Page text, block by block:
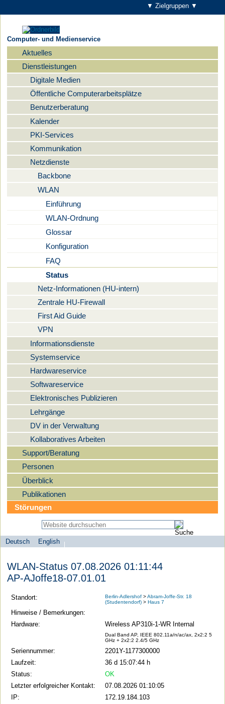
▼ Zielgruppen ▼
Computer- und Medienservice
Navigation
Aktuelles
Dienstleistungen
Digitale Medien
Öffentliche Computerarbeitsplätze
Benutzerberatung
Kalender
PKI-Services
Kommunikation
Netzdienste
Backbone
WLAN
Einführung
WLAN-Ordnung
Glossar
Konfiguration
FAQ
Status
Netz-Informationen (HU-intern)
Zentrale HU-Firewall
First Aid Guide
VPN
Informationsdienste
Systemservice
Hardwareservice
Softwareservice
Elektronisches Publizieren
Lehrgänge
DV in der Verwaltung
Kollaboratives Arbeiten
Support/Beratung
Personen
Überblick
Publikationen
Störungen
Sprachauswahl
Deutsch
English
search-menu
Universität
zu
Berlin
Computer-
WLAN-Status 07.08.2026 01:11:44
AP-AJoffe18-07.01.01
Standort: Berlin-Adlershof >Abram-Joffe-Str. 18
(Studentendorf) >Haus 7
Hinweise / Bemerkungen:
Hardware:
Wireless AP310i-1-WR Internal
Dual Band AP, IEEE 802.11a/n/ac/ax, 2x2:2 5
GHz + 2x2:2 2.4/5 GHz
Seriennummer:
2201Y-1177300000
Laufzeit:
36 d 15:07:44 h
Status:
OK
Letzter erfolgreicher Kontakt:
07.08.2026 01:10:05
IP:
172.19.184.103